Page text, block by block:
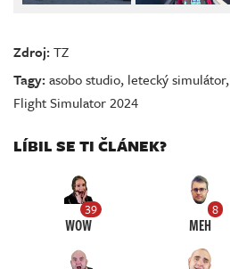
Zdroj:TZ
Tagy:asobo studio, letecký simulátor,
Flight Simulator 2024
LÍBIL SE TI ČLÁNEK?
39
WOW
8
MEH